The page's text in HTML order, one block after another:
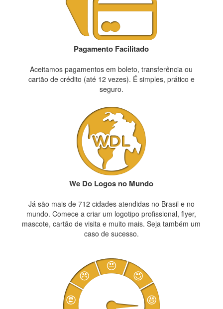
Pagamento Facilitado
Aceitamos pagamentos em boleto, transferência ou
cartão de crédito (até 12 vezes). É simples, prático e
seguro.
We Do Logos no Mundo
Já são mais de 712 cidades atendidas no Brasil e no
mundo. Comece a criar um logotipo profissional, flyer,
mascote, cartão de visita e muito mais. Seja também um
caso de sucesso.